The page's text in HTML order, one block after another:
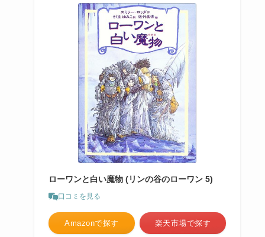
ローワンと白い魔物 (リンの谷のローワン 5)
口コミを見る
Amazonで探す 楽天市場で探す